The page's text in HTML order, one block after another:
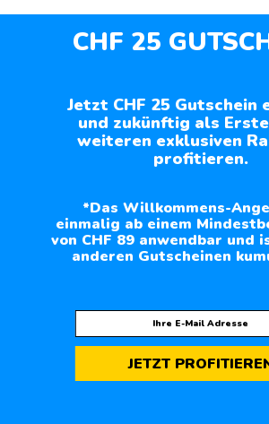
CHF 25
Jetzt CHF 25 Gutschein
und zukünftig als
weiteren exklusiven
profitieren.
*Das Willkommens-
einmalig ab einem
von CHF 89 anwendbar und
anderen Gutscheinen
JETZT